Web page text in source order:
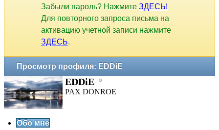
Забыли пароль? Нажмите ЗДЕСЬ!
Для повторного запроса письма на
активацию учетной записи нажмите
ЗДЕСЬ.
Просмотр профиля: EDDiE
EDDiE
PAX DONROE
Обо мне